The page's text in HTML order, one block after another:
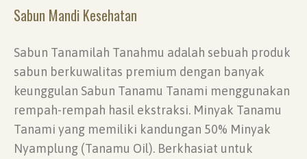
Sabun Mandi Kesehatan
Sabun Tanamilah Tanahmu adalah sebuah produk
sabun berkuwalitas premium dengan banyak
keunggulan Sabun Tanamu Tanami menggunakan
rempah-rempah hasil ekstraksi. Minyak Tanamu
Tanami yang memiliki kandungan 50% Minyak
Nyamplung (Tanamu Oil). Berkhasiat untuk